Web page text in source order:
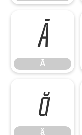
Ā
Ā
ă
ă